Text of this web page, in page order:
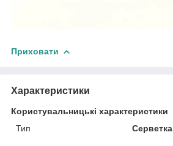
Приховати
Характеристики
Користувальницькі характеристики
Тип
Серветка